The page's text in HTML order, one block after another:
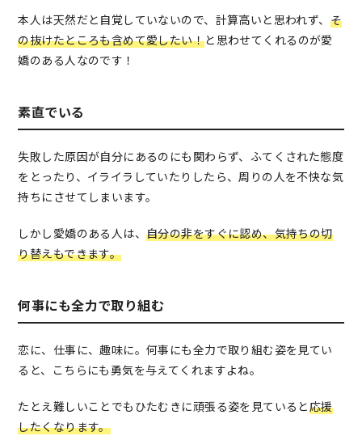
本人は天然だと自覚していないので、計算高いと思われず、 そ
の抜けたところも含めて愛したい！と思わせてくれるのが愛
嬌のある人なのです！
素直でいる
失敗した原因が自分にあるのにも関わらず、ふてくされた態度
をとったり、イライラしていたりしたら、周りの人を不快な気
持ちにさせてしまいます。
しかし愛嬌のある人は、自分の非をすぐに認め、気持ちの切
り替えもできます。
何事にも全力で取り組む
恋に、仕事に、趣味に。何事にも全力で取り組む姿を見てい
ると、こちらにも勇気を与えてくれますよね。
たとえ難しいことでもひたむきに頑張る姿を見ていると応援
したくなります。